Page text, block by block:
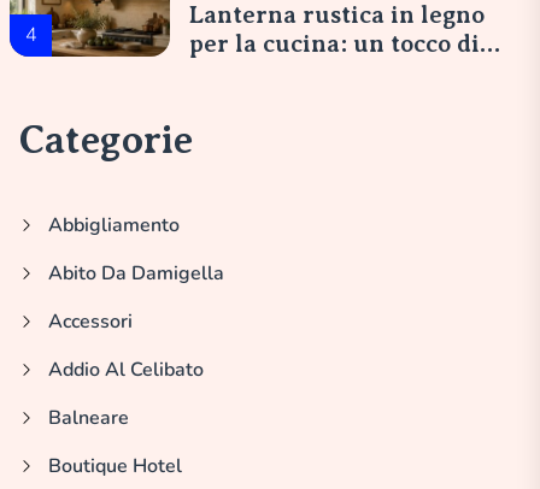
4
Lanterna rustica in legno
per la cucina: un tocco di
Categorie
Abbigliamento
Abito Da Damigella
Accessori
Addio Al Celibato
Balneare
Boutique Hotel